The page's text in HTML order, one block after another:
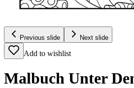
Previous slide Next slide
Add to wishlist
Malbuch Unter